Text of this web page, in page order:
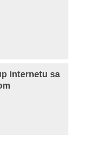
internetu sa